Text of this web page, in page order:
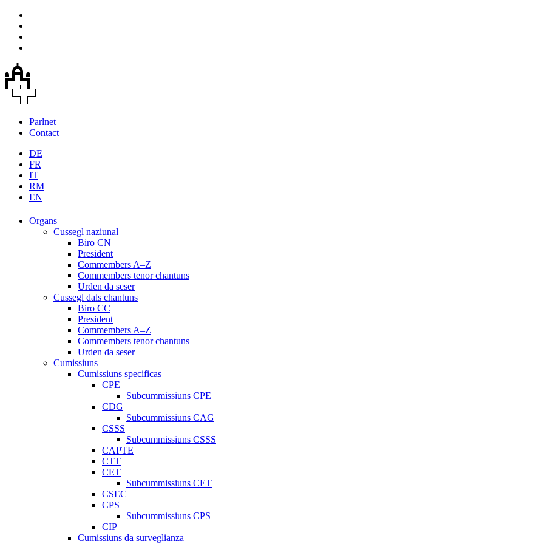
Parlnet
Contact
DE
FR
IT
RM
EN
Organs
Cussegl naziunal
Biro CN
President
Commembers A–Z
Commembers tenor chantuns
Urden da seser
Cussegl dals chantuns
Biro CC
President
Commembers A–Z
Commembers tenor chantuns
Urden da seser
Cumissiuns
Cumissiuns specificas
CPE
Subcummissiuns CPE
CDG
Subcummissiuns CAG
CSSS
Subcummissiuns CSSS
CAPTE
CTT
CET
Subcummissiuns CET
CSEC
CPS
Subcummissiuns CPS
CIP
Cumissiuns da surveglianza